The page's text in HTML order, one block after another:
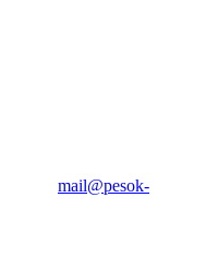
mail@pesok-